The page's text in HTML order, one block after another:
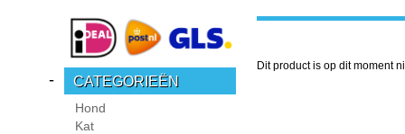
CATEGORIEËN
-
Hond
Kat
Dit product is op dit moment